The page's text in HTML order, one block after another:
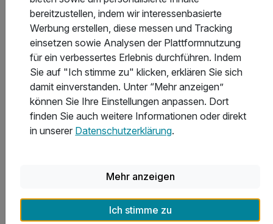
Wieder frei ab Oktober
Prerow, Fischland Darß
8 Tage | 7 Nächte
ab 896 €
Gesamt ab 1.792 €
7 x reichhaltiges Frühstück vom Buffet
7 x Abend-Menüs in 4 Gängen
bereitzustellen, indem wir interessenbasierte
Werbung erstellen, diese messen und Tracking
einsetzen sowie Analysen der Plattformnutzung
für ein verbessertes Erlebnis durchführen. Indem
Sie auf "Ich stimme zu" klicken, erklären Sie sich
damit einverstanden. Unter “Mehr anzeigen”
können Sie Ihre Einstellungen anpassen. Dort
finden Sie auch weitere Informationen oder direkt
in unserer Datenschutzerklärung.
Mehr anzeigen
Ich stimme zu